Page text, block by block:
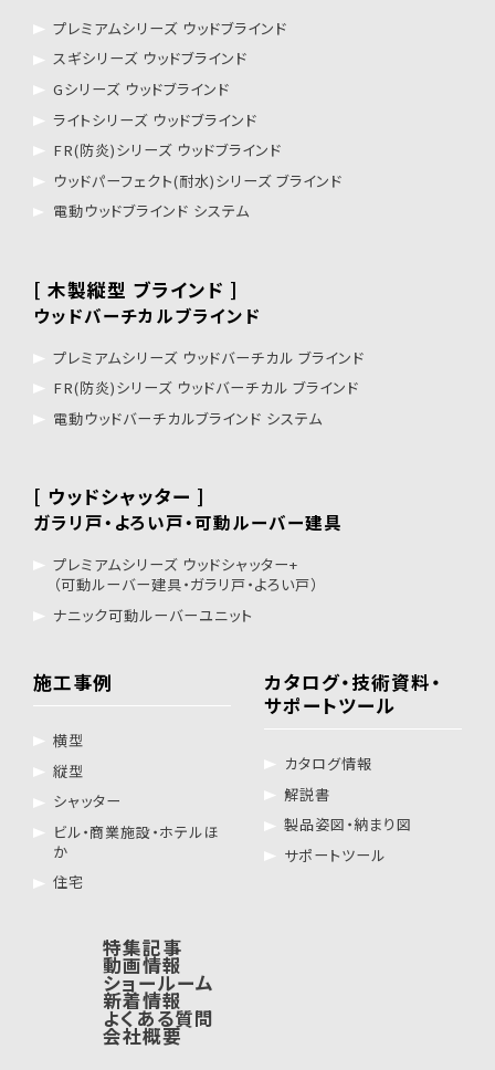
プレミアムシリーズ ウッドブラインド
スギシリーズ ウッドブラインド
Gシリーズ ウッドブラインド
ライトシリーズ ウッドブラインド
FR(防炎)シリーズ ウッドブラインド
ウッドパーフェクト(耐水)シリーズ ブラインド
電動ウッドブラインド システム
[ 木製縦型 ブラインド ]
ウッドバーチカルブラインド
プレミアムシリーズ ウッドバーチカル ブラインド
FR(防炎)シリーズ ウッドバーチカル ブラインド
電動ウッドバーチカルブラインド システム
[ ウッドシャッター ]
ガラリ戸・よろい戸・可動ルーバー建具
プレミアムシリーズ ウッドシャッター+
（可動ルーバー建具・ガラリ戸・よろい戸）
ナニック可動ルーバーユニット
施工事例
横型
縦型
シャッター
ビル・商業施設・ホテルほ
か
住宅
カタログ・技術資料・
サポートツール
カタログ情報
解説書
製品姿図・納まり図
サポートツール
特集記事
動画情報
ショールーム
新着情報
よくある質問
会社概要